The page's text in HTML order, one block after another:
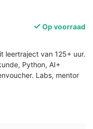
Op voorraad
leertraject van 125+ uur.
Python, AI+
Labs, mentor